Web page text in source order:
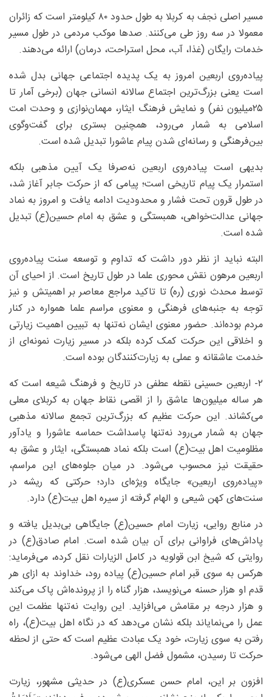
مسیر اصلی نجف به کربلا به طول حدود ۸۰ کیلومتر است که زائران
معمولا در سه روز طی می‌کنند. صدها موکب مردمی در طول مسیر
خدمات رایگان (غذا، آب، محل استراحت، درمان) ارائه می‌دهند.
پیاده‌روی اربعین امروز به یک پدیده اجتماعی جهانی بدل شده
است یعنی بزرگ‌ترین اجتماع سالانه انسانی جهان (برخی آمار تا
۲۵‌میلیون نفر) و نمایش فرهنگ ایثار، مهمان‌نوازی و وحدت امت
اسلامی به شمار می‌رود، همچنین بستری برای گفت‌وگوی
بین‌فرهنگی و رسانه‌ای شدن پیام عاشورا تبدیل شده است.
بدیهی است پیاده‌روی اربعین نه‌صرفا یک آیین مذهبی بلکه
استمرار یک پیام تاریخی است؛ پیامی که از حرکت جابر آغاز شد،
در طول قرون تحت فشار و محدودیت ادامه یافت و امروز به نماد
جهانی عدالت‌خواهی، همبستگی و عشق به امام حسین(ع) تبدیل
شده است.
البته نباید از نظر دور داشت که تداوم و توسعه سنت پیاده‌روی
اربعین مرهون نقش محوری علما در طول تاریخ است. از احیای آن
توسط محدث نوری (ره) تا تاکید مراجع معاصر بر اهمیتش و نیز
توجه به جنبه‌های فرهنگی و معنوی مراسم علما همواره در کنار
مردم بوده‌اند. حضور معنوی ایشان نه‌تنها به تبیین اهمیت زیارتی
و اخلاقی این حرکت کمک کرده بلکه در مسیر زیارت نمونه‌ای از
خدمت عاشقانه و عملی به زیارت‌کنندگان بوده است.
۲- اربعین حسینی نقطه عطفی در تاریخ و فرهنگ شیعه است که
هر ساله میلیون‌ها عاشق را از اقصی نقاط جهان به کربلای معلی
می‌کشاند. این حرکت عظیم که بزرگ‌ترین تجمع سالانه مذهبی
جهان به شمار می‌رود نه‌تنها پاسداشت حماسه عاشورا و یادآور
مظلومیت اهل بیت(ع) است بلکه نماد همبستگی، ایثار و عشق به
حقیقت نیز محسوب می‌شود. در میان جلوه‌های این مراسم،
«پیاده‌روی اربعین» جایگاه ویژه‌ای دارد؛ حرکتی که ریشه در
سنت‌های کهن شیعی و الهام گرفته از سیره اهل بیت(ع) دارد.
در منابع روایی، زیارت امام حسین(ع) جایگاهی بی‌بدیل یافته و
پاداش‌های فراوانی برای آن بیان شده است. امام صادق(ع) در
روایتی که شیخ ابن قولویه در کامل الزیارات نقل کرده، می‌فرماید:
هرکس به سوی قبر امام حسین(ع) پیاده رود، خداوند به ازای هر
قدم او هزار حسنه می‌نویسد، هزار گناه را از پرونده‌اش پاک می‌کند
و هزار درجه بر مقامش می‌افزاید. این روایت نه‌تنها عظمت این
عمل را می‌نمایاند بلکه نشان می‌دهد که در نگاه اهل بیت(ع)، راه
رفتن به سوی زیارت، خود یک عبادت عظیم است که حتی از لحظه
حرکت تا رسیدن، مشمول فضل الهی می‌شود.
افزون بر این، امام حسن عسکری(ع) در حدیثی مشهور، زیارت